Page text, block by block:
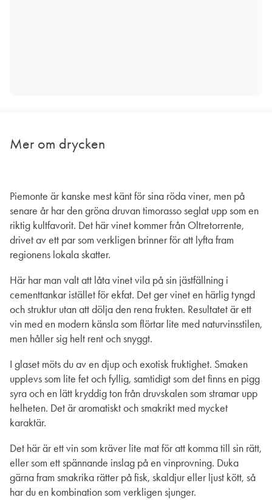
Mer om drycken
Piemonte är kanske mest känt för sina röda viner, men på
senare år har den gröna druvan timorasso seglat upp som en
riktig kultfavorit. Det här vinet kommer från Oltretorrente,
drivet av ett par som verkligen brinner för att lyfta fram
regionens lokala skatter.
Här har man valt att låta vinet vila på sin jästfällning i
cementtankar istället för ekfat. Det ger vinet en härlig tyngd
och struktur utan att dölja den rena frukten. Resultatet är ett
vin med en modern känsla som flörtar lite med naturvinsstilen,
men håller sig helt rent och snyggt.
I glaset möts du av en djup och exotisk fruktighet. Smaken
upplevs som lite fet och fyllig, samtidigt som det finns en pigg
syra och en lätt kryddig ton från druvskalen som stramar upp
helheten. Det är aromatiskt och smakrikt med mycket
karaktär.
Det här är ett vin som kräver lite mat för att komma till sin rätt,
eller som ett spännande inslag på en vinprovning. Duka
gärna fram smakrika rätter på fisk, skaldjur eller ljust kött, så
har du en kombination som verkligen sjunger.